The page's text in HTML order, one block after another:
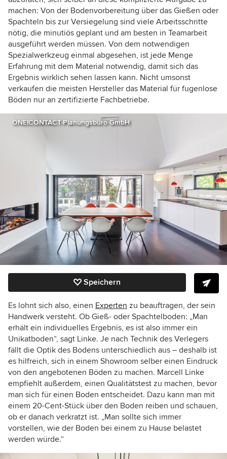
machen: Von der Bodenvorbereitung über das Gießen oder
Spachteln bis zur Versiegelung sind viele Arbeitsschritte
nötig, die minutiös geplant und am besten in Teamarbeit
ausgeführt werden müssen. Von dem notwendigen
Spezialwerkzeug einmal abgesehen, ist jede Menge
Erfahrung mit dem Material notwendig, damit sich das
Ergebnis wirklich sehen lassen kann. Nicht umsonst
verkaufen die meisten Hersteller das Material für fugenlose
Böden nur an zertifizierte Fachbetriebe.
ONE!CONTACT-Planungsbüro GmbH
Speichern
Es lohnt sich also, einen Experten zu beauftragen, der sein
Handwerk versteht. Ob Gieß- oder Spachtelboden: „Man
erhält ein individuelles Ergebnis, es ist also immer ein
Unikatboden“, sagt Linke. Je nach Technik des Verlegers
fällt die Optik des Bodens unterschiedlich aus – deshalb ist
es hilfreich, sich in einem Showroom selber einen Eindruck
von den angebotenen Böden zu machen. Marcell Linke
empfiehlt außerdem, einen Qualitätstest zu machen, bevor
man sich für einen Boden entscheidet. Dazu kann man mit
einem 20-Cent-Stück über den Boden reiben und schauen,
ob er danach verkratzt ist. „Man sollte sich immer
vorstellen, wie der Boden bei einem zu Hause belastet
werden würde.“